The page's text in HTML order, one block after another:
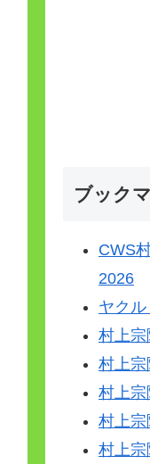
ブック
CWS
2026
ヤク
村上
村上
村上
村上
村上